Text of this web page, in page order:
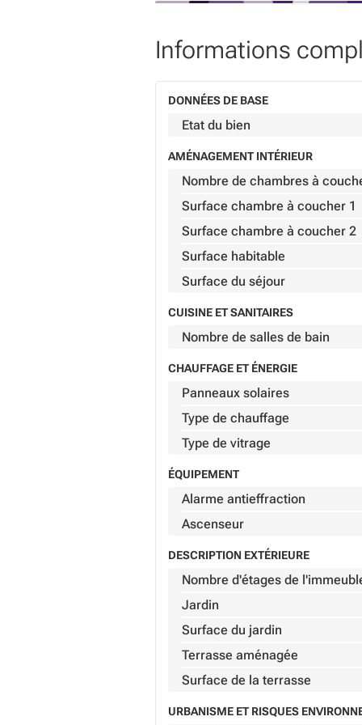
Informations
DONNÉES DE BASE
Etat du bien
AMÉNAGEMENT INTÉRIEUR
Nombre de chambres à
Surface chambre à coucher 1
Surface chambre à coucher 2
Surface habitable
Surface du séjour
CUISINE ET SANITAIRES
Nombre de salles de bain
CHAUFFAGE ET ÉNERGIE
Panneaux solaires
Type de chauffage
Type de vitrage
ÉQUIPEMENT
Alarme antieffraction
Ascenseur
DESCRIPTION EXTÉRIEURE
Nombre d'étages de
Jardin
Surface du jardin
Terrasse aménagée
Surface de la terrasse
URBANISME ET RISQUES